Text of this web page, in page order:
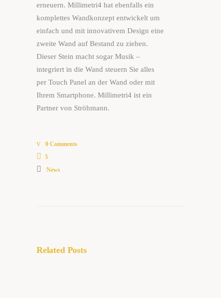
erneuern. Millimetri4 hat ebenfalls ein
komplettes Wandkonzept entwickelt um
einfach und mit innovativem Design eine
zweite Wand auf Bestand zu ziehen.
Dieser Stein macht sogar Musik –
integriert in die Wand steuern Sie alles
per Touch Panel an der Wand oder mit
Ihrem Smartphone. Millimetri4 ist ein
Partner von Ströhmann.
0 Comments
5
News
Related Posts